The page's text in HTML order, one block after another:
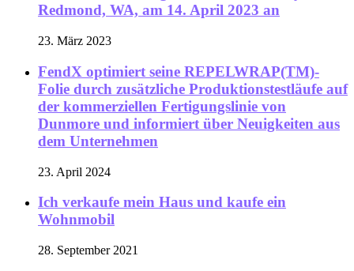
Redmond, WA, am 14. April 2023 an
23. März 2023
FendX optimiert seine REPELWRAP(TM)-
Folie durch zusätzliche Produktionstestläufe auf
der kommerziellen Fertigungslinie von
Dunmore und informiert über Neuigkeiten aus
dem Unternehmen
23. April 2024
Ich verkaufe mein Haus und kaufe ein
Wohnmobil
28. September 2021